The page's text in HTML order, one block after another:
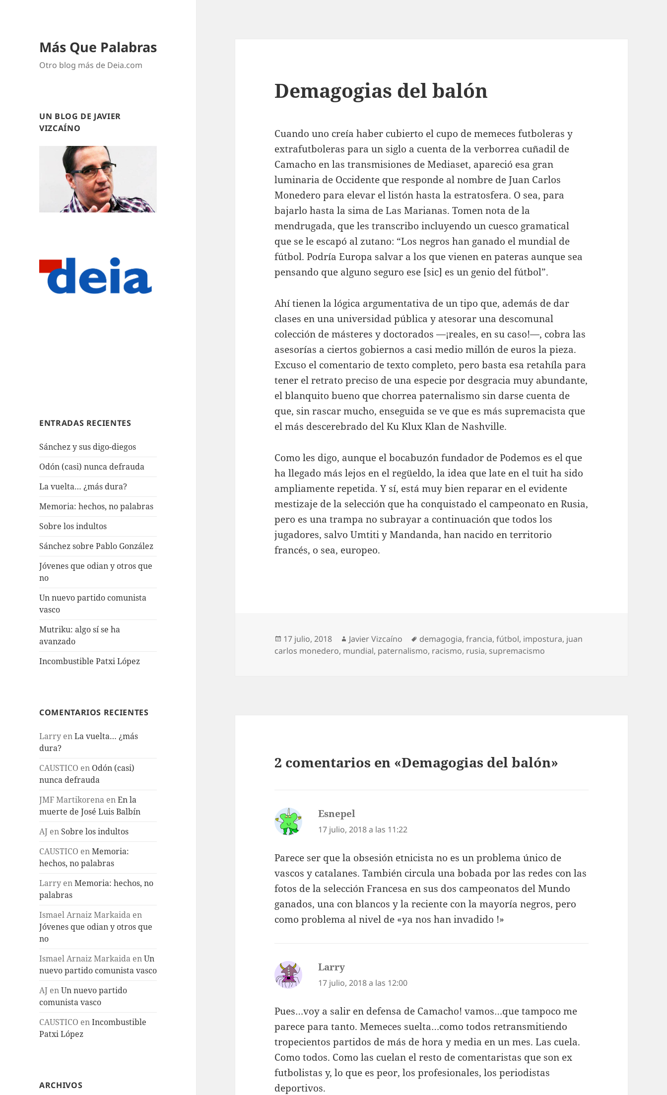
Más Que Palabras
Otro blog más de Deia.com
UN BLOG DE JAVIER
VIZCAÍNO
ENTRADAS RECIENTES
Sánchez y sus digo-diegos
Odón (casi) nunca defrauda
La vuelta… ¿más dura?
Memoria: hechos, no palabras
Sobre los indultos
Sánchez sobre Pablo González
Jóvenes que odian y otros que
no
Un nuevo partido comunista
vasco
Mutriku: algo sí se ha
avanzado
Incombustible Patxi López
COMENTARIOS RECIENTES
Larry enLa vuelta… ¿más
dura?
CAUSTICO en Odón (casi)
nunca defrauda
JMF Martikorena enEn la
muerte de José Luis Balbín
AJ en Sobre los indultos
CAUSTICO enMemoria:
hechos, no palabras
Larry enMemoria: hechos, no
palabras
Ismael Arnaiz Markaida en
Jóvenes que odian y otros que
no
Ismael Arnaiz Markaida enUn
nuevo partido comunista vasco
AJ enUn nuevo partido
comunista vasco
CAUSTICO enIncombustible
Patxi López
ARCHIVOS
Demagogias del balón
Cuando uno creía haber cubierto el cupo de memeces futboleras y
extrafutboleras para un siglo a cuenta de la verborrea cuñadil de
Camacho en las transmisiones de Mediaset, apareció esa gran
luminaria de Occidente que responde al nombre de Juan Carlos
Monedero para elevar el listón hasta la estratosfera. O sea, para
bajarlo hasta la sima de Las Marianas. Tomen nota de la
mendrugada, que les transcribo incluyendo un cuesco gramatical
que se le escapó al zutano: “Los negros han ganado el mundial de
fútbol. Podría Europa salvar a los que vienen en pateras aunque sea
pensando que alguno seguro ese [sic] es un genio del fútbol”.
Ahí tienen la lógica argumentativa de un tipo que, además de dar
clases en una universidad pública y atesorar una descomunal
colección de másteres y doctorados —¡reales, en su caso!—, cobra las
asesorías a ciertos gobiernos a casi medio millón de euros la pieza.
Excuso el comentario de texto completo, pero basta esa retahíla para
tener el retrato preciso de una especie por desgracia muy abundante,
el blanquito bueno que chorrea paternalismo sin darse cuenta de
que, sin rascar mucho, enseguida se ve que es más supremacista que
el más descerebrado del Ku Klux Klan de Nashville.
Como les digo, aunque el bocabuzón fundador de Podemos es el que
ha llegado más lejos en el regüeldo, la idea que late en el tuit ha sido
ampliamente repetida. Y sí, está muy bien reparar en el evidente
mestizaje de la selección que ha conquistado el campeonato en Rusia,
pero es una trampa no subrayar a continuación que todos los
jugadores, salvo Umtiti y Mandanda, han nacido en territorio
francés, o sea, europeo.
Publicado
el
17 julio, 2018 Autor
Javier Vizcaíno Etiquetas
demagogia,francia,fútbol, impostura, juan
carlos monedero, mundial, paternalismo, racismo, rusia, supremacismo
2 comentarios en «Demagogias del balón»
Esnepel
17 julio, 2018 a las 11:22
Parece ser que la obsesión etnicista no es un problema único de
vascos y catalanes. También circula una bobada por las redes con las
fotos de la selección Francesa en sus dos campeonatos del Mundo
ganados, una con blancos y la reciente con la mayoría negros, pero
como problema al nivel de «ya nos han invadido !»
Larry
17 julio, 2018 a las 12:00
Pues…voy a salir en defensa de Camacho! vamos…que tampoco me
parece para tanto. Memeces suelta…como todos retransmitiendo
tropecientos partidos de más de hora y media en un mes. Las cuela.
Como todos. Como las cuelan el resto de comentaristas que son ex
futbolistas y, lo que es peor, los profesionales, los periodistas
deportivos.